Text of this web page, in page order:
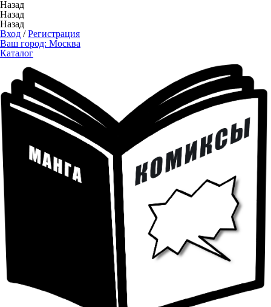
Назад
Назад
Назад
Вход /Регистрация
Ваш город: Москва
Каталог